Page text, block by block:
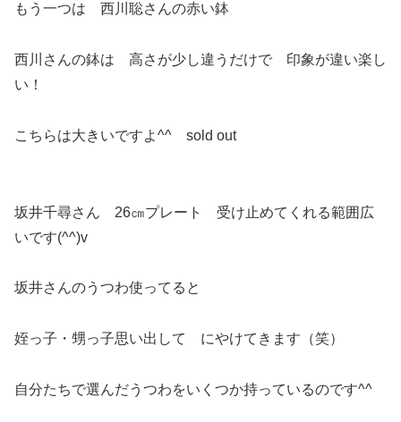
もう一つは 西川聡さんの赤い鉢
西川さんの鉢は 高さが少し違うだけで 印象が違い楽し
い！
こちらは大きいですよ^^ sold out
坂井千尋さん 26㎝プレート 受け止めてくれる範囲広
いです(^^)v
坂井さんのうつわ使ってると
姪っ子・甥っ子思い出して にやけてきます（笑）
自分たちで選んだうつわをいくつか持っているのです^^